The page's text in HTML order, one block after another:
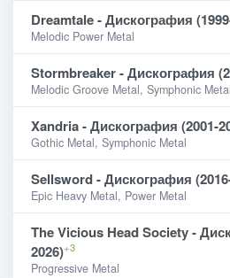
Dreamtale - Дискография
Melodic Power Metal
Stormbreaker - Дискография
Melodic Groove Metal, Symphonic Metal
Xandria - Дискография (2001-
Gothic Metal, Symphonic Metal
Sellsword - Дискография
Epic Heavy Metal, Power Metal
The Vicious Head Society -
2026)+3
Progressive Metal